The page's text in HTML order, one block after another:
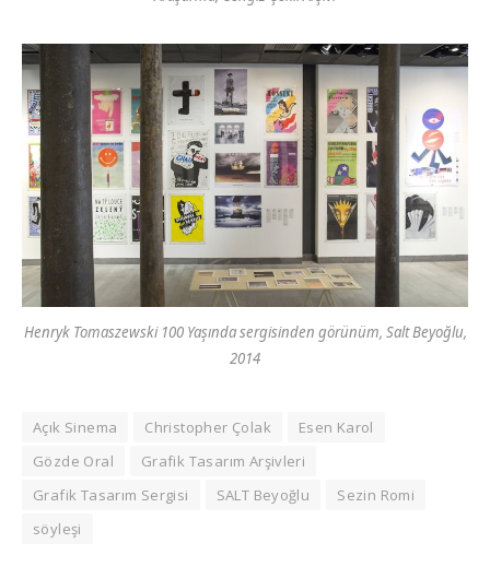
Henryk Tomaszewski 100 Yaşında sergisinden görünüm, Salt Beyoğlu,
2014
Açık Sinema Christopher Çolak
Esen Karol
Gözde Oral
Grafik Tasarım Arşivleri
Grafik Tasarım Sergisi
SALT Beyoğlu
Sezin Romi
söyleşi